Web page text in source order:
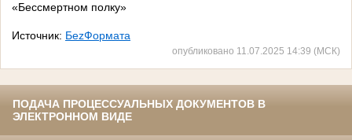
«Бессмертном полку»
Источник: БеzФормата
опубликовано 11.07.2025 14:39 (МСК)
ПОДАЧА ПРОЦЕССУАЛЬНЫХ ДОКУМЕНТОВ В
ЭЛЕКТРОННОМ ВИДЕ